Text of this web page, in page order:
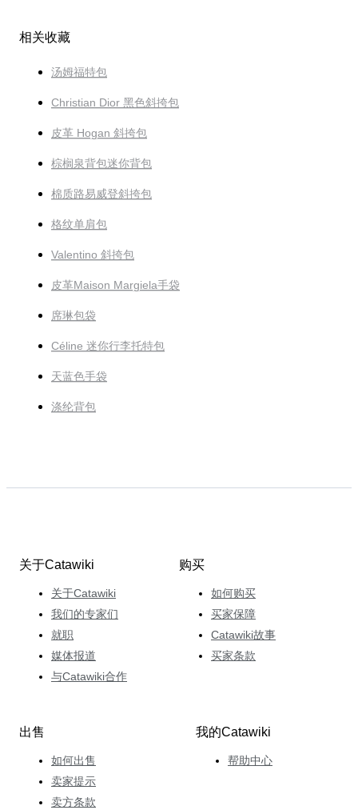
相关收藏
汤姆福特包
Christian Dior 黑色斜挎包
皮革 Hogan 斜挎包
棕榈泉背包迷你背包
棉质路易威登斜挎包
格纹单肩包
Valentino 斜挎包
皮革Maison Margiela手袋
席琳包袋
Céline 迷你行李托特包
天蓝色手袋
涤纶背包
关于Catawiki
关于Catawiki
我们的专家们
就职
媒体报道
与Catawiki合作
购买
如何购买
买家保障
Catawiki故事
买家条款
出售
如何出售
卖家提示
卖方条款
我的Catawiki
帮助中心